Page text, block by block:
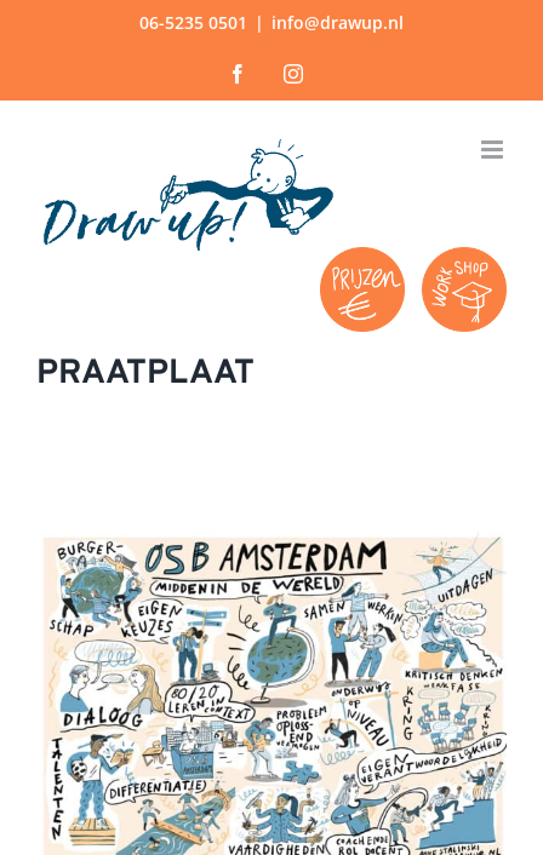
06-5235 0501 | info@drawup.nl
FacebookInstagram
PRAATPLAAT